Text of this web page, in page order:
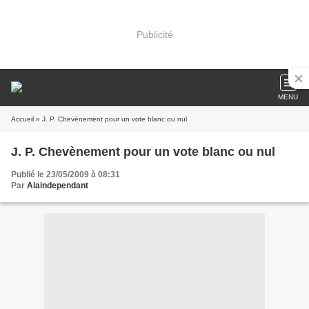
Publicité
MENU
Accueil » J. P. Chevènement pour un vote blanc ou nul
J. P. Chevènement pour un vote blanc ou nul
Publié le 23/05/2009 à 08:31
Par Alaindependant